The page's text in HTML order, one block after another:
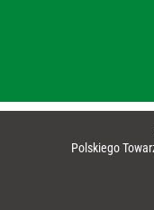
Polskiego